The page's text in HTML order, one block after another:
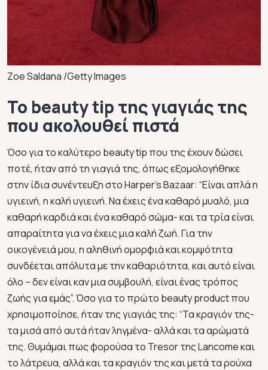
Zoe Saldana /Getty Images
Το beauty tip της γιαγιάς της
που ακολουθεί πιστά
Όσο για το καλύτερο beauty tip που της έχουν δώσει
ποτέ, ήταν από τη γιαγιά της, όπως εξομολογήθηκε
στην ίδια συνέντευξη στο Harper’s Bazaar: “Είναι απλά η
υγιεινή, η καλή υγιεινή. Να έχεις ένα καθαρό μυαλό, μια
καθαρή καρδιά και ένα καθαρό σώμα- και τα τρία είναι
απαραίτητα για να έχεις μια καλή ζωή. Για την
οικογένειά μου, η αληθινή ομορφιά και κομψότητα
συνδέεται απόλυτα με την καθαριότητα, και αυτό είναι
όλο – δεν είναι καν μια συμβουλή, είναι ένας τρόπος
ζωής για εμάς”. Όσο για το πρώτο beauty product που
χρησιμοποίησε, ήταν της γιαγιάς της: “Τα κραγιόν της-
τα μισά από αυτά ήταν ληγμένα- αλλά και τα αρώματά
της. Θυμάμαι πως φορούσα το Tresor της Lancome και
το λάτρευα, αλλά και τα κραγιόν της και μετά τα ρούχα